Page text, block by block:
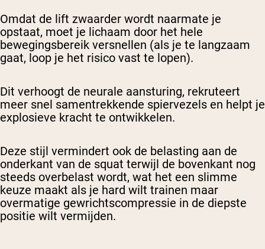
Omdat de lift zwaarder wordt naarmate je
opstaat, moet je lichaam door het hele
bewegingsbereik versnellen (als je te langzaam
gaat, loop je het risico vast te lopen).
Dit verhoogt de neurale aansturing, rekruteert
meer snel samentrekkende spiervezels en helpt je
explosieve kracht te ontwikkelen.
Deze stijl vermindert ook de belasting aan de
onderkant van de squat terwijl de bovenkant nog
steeds overbelast wordt, wat het een slimme
keuze maakt als je hard wilt trainen maar
overmatige gewrichtscompressie in de diepste
positie wilt vermijden.